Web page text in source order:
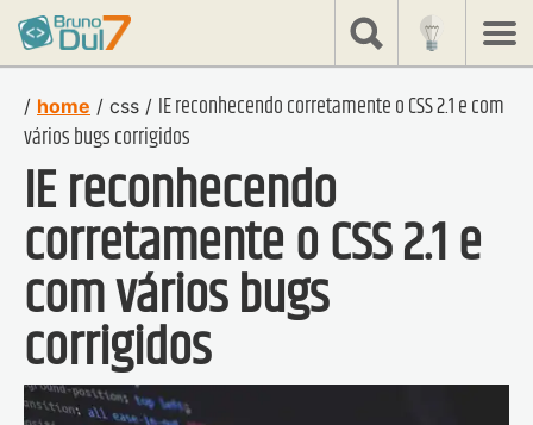
share
/ home / css / IE reconhecendo corretamente o CSS 2.1 e com
vários bugs corrigidos
IE reconhecendo
corretamente o CSS 2.1 e
com vários bugs
corrigidos
Bruno